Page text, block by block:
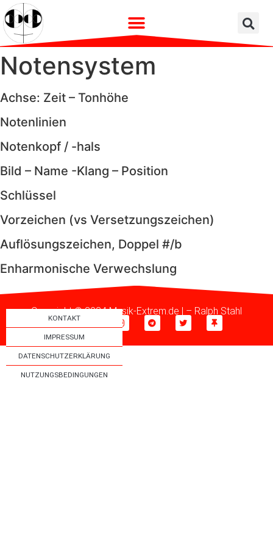
Notensystem
Achse: Zeit – Tonhöhe
Notenlinien
Notenkopf / -hals
Bild – Name -Klang – Position
Schlüssel
Vorzeichen (vs Versetzungszeichen)
Auflösungszeichen, Doppel #/b
Enharmonische Verwechslung
KONTAKT
IMPRESSUM
DATENSCHUTZERKLÄRUNG
NUTZUNGSBEDINGUNGEN
Copyright © 2024 Musik-Extrem.de | – Ralph Stahl